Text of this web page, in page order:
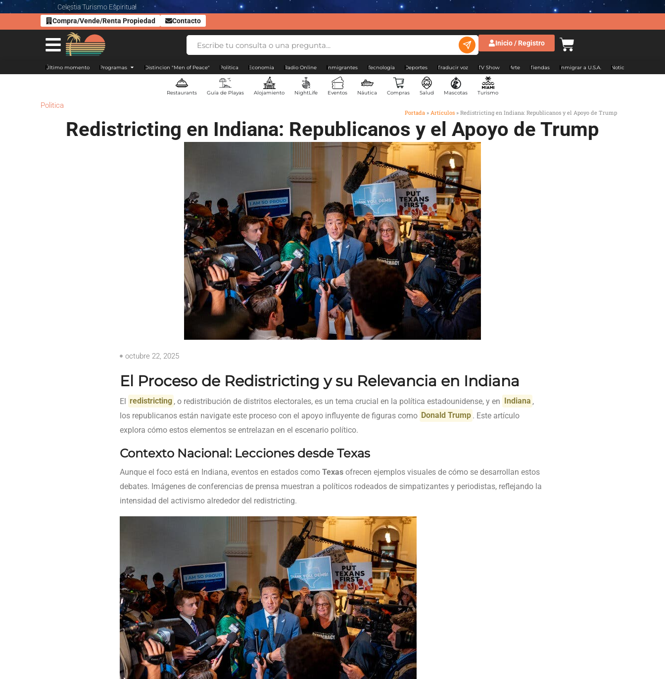
Celestia Turismo Espiritual
Compra/Vende/Renta Propiedad
Contacto
Inicio / Registro
Último momento Programas Distincion "Men of Peace" Politica Economia Radio Online Inmigrantes Tecnología Deportes Traducir voz TV Show Arte Tiendas Inmigrar a U.S.A. Noticias Argentina
Restaurants Guía de Playas Alojamiento NightLife Eventos Náutica Compras Salud Mascotas Turismo
Politica
Portada » Artículos » Redistricting en Indiana: Republicanos y el Apoyo de Trump
Redistricting en Indiana: Republicanos y el Apoyo de Trump
octubre 22, 2025
El Proceso de Redistricting y su Relevancia en Indiana
El redistricting , o redistribución de distritos electorales, es un tema crucial en la política estadounidense, y en Indiana ,
los republicanos están navigate este proceso con el apoyo influyente de figuras como Donald Trump . Este artículo
explora cómo estos elementos se entrelazan en el escenario político.
Contexto Nacional: Lecciones desde Texas
Aunque el foco está en Indiana, eventos en estados como Texas ofrecen ejemplos visuales de cómo se desarrollan estos
debates. Imágenes de conferencias de prensa muestran a políticos rodeados de simpatizantes y periodistas, reflejando la
intensidad del activismo alrededor del redistricting.